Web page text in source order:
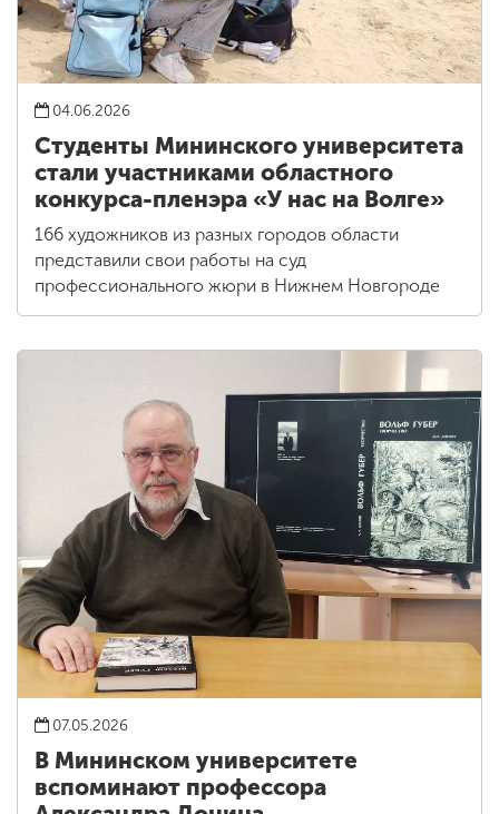
04.06.2026
Студенты Мининского университета
стали участниками областного
конкурса-пленэра «У нас на Волге»
166 художников из разных городов области
представили свои работы на суд
профессионального жюри в Нижнем Новгороде
07.05.2026
В Мининском университете
вспоминают профессора